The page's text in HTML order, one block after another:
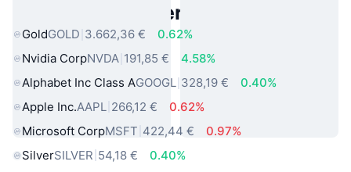
Beliebte reale Vermögenswerte
GoldGOLD 3.662,36 €
0.62%
Nvidia CorpNVDA 191,85 €
4.58%
Alphabet Inc Class AGOOGL 328,19 €
0.40%
Apple Inc.AAPL 266,12 €
0.62%
Microsoft CorpMSFT 422,44 €
0.97%
SilverSILVER 54,18 €
0.40%